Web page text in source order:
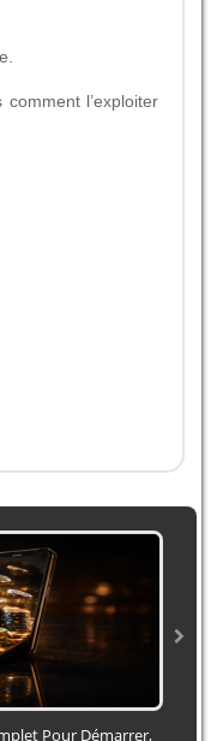
l’exploiter
Pour Démarrer,